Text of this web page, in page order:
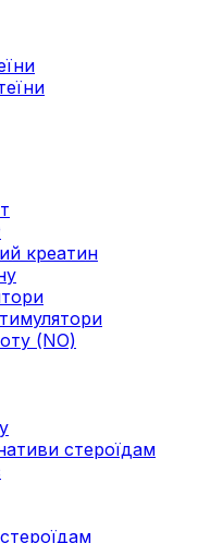
креатин
(NO)
стероїдам